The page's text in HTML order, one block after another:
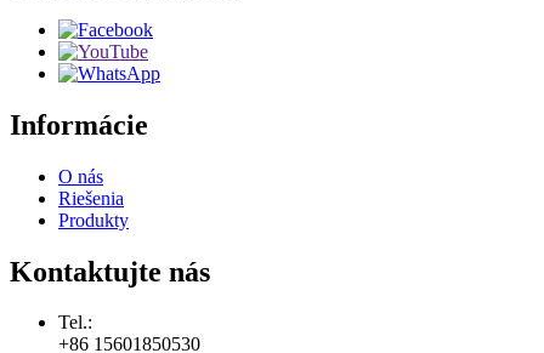
Informácie
O nás
Riešenia
Produkty
Kontaktujte nás
Tel.:
+86 15601850530